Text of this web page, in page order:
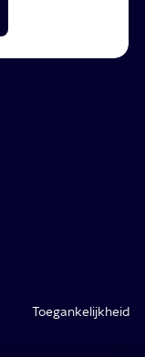
Toegankelijkheid